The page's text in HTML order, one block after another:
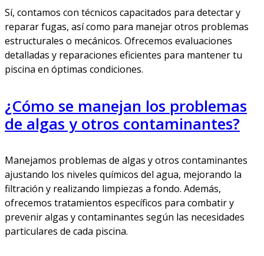
Sí, contamos con técnicos capacitados para detectar y
reparar fugas, así como para manejar otros problemas
estructurales o mecánicos. Ofrecemos evaluaciones
detalladas y reparaciones eficientes para mantener tu
piscina en óptimas condiciones.
¿Cómo se manejan los problemas
de algas y otros contaminantes?
Manejamos problemas de algas y otros contaminantes
ajustando los niveles químicos del agua, mejorando la
filtración y realizando limpiezas a fondo. Además,
ofrecemos tratamientos específicos para combatir y
prevenir algas y contaminantes según las necesidades
particulares de cada piscina.